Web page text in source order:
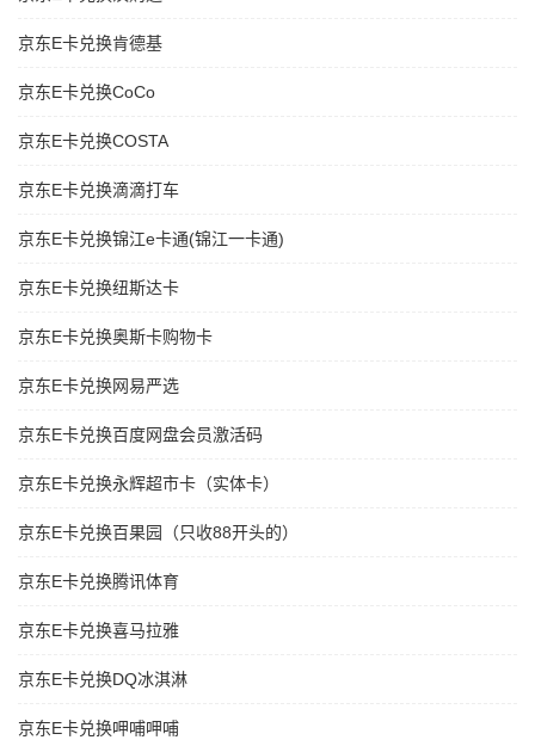
京东E卡兑换肯德基
京东E卡兑换CoCo
京东E卡兑换COSTA
京东E卡兑换滴滴打车
京东E卡兑换锦江e卡通(锦江一卡通)
京东E卡兑换纽斯达卡
京东E卡兑换奥斯卡购物卡
京东E卡兑换网易严选
京东E卡兑换百度网盘会员激活码
京东E卡兑换永辉超市卡（实体卡）
京东E卡兑换百果园（只收88开头的）
京东E卡兑换腾讯体育
京东E卡兑换喜马拉雅
京东E卡兑换DQ冰淇淋
京东E卡兑换呷哺呷哺